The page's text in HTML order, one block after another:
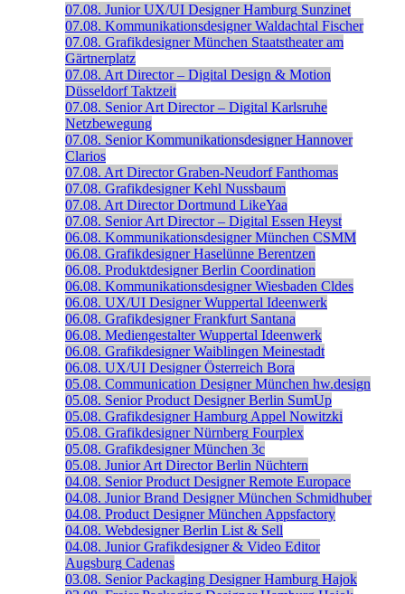
07.08. Junior UX/UI Designer Hamburg Sunzinet
07.08. Kommunikationsdesigner Waldachtal Fischer
07.08. Grafikdesigner München Staatstheater am
Gärtnerplatz
07.08. Art Director – Digital Design & Motion
Düsseldorf Taktzeit
07.08. Senior Art Director – Digital Karlsruhe
Netzbewegung
07.08. Senior Kommunikationsdesigner Hannover
Clarios
07.08. Art Director Graben-Neudorf Fanthomas
07.08. Grafikdesigner Kehl Nussbaum
07.08. Art Director Dortmund LikeYaa
07.08. Senior Art Director – Digital Essen Heyst
06.08. Kommunikationsdesigner München CSMM
06.08. Grafikdesigner Haselünne Berentzen
06.08. Produktdesigner Berlin Coordination
06.08. Kommunikationsdesigner Wiesbaden Cldes
06.08. UX/UI Designer Wuppertal Ideenwerk
06.08. Grafikdesigner Frankfurt Santana
06.08. Mediengestalter Wuppertal Ideenwerk
06.08. Grafikdesigner Waiblingen Meinestadt
06.08. UX/UI Designer Österreich Bora
05.08. Communication Designer München hw.design
05.08. Senior Product Designer Berlin SumUp
05.08. Grafikdesigner Hamburg Appel Nowitzki
05.08. Grafikdesigner Nürnberg Fourplex
05.08. Grafikdesigner München 3c
05.08. Junior Art Director Berlin Nüchtern
04.08. Senior Product Designer Remote Europace
04.08. Junior Brand Designer München Schmidhuber
04.08. Product Designer München Appsfactory
04.08. Webdesigner Berlin List & Sell
04.08. Junior Grafikdesigner & Video Editor
Augsburg Cadenas
03.08. Senior Packaging Designer Hamburg Hajok